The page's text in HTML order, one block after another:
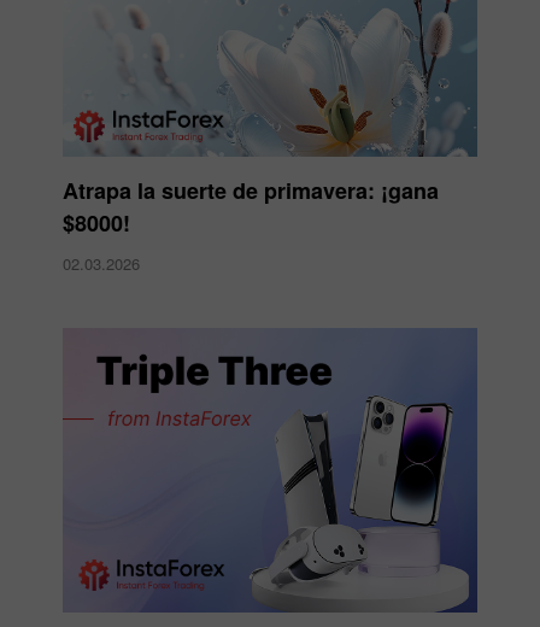
Atrapa la suerte de primavera: ¡gana
$8000!
02.03.2026